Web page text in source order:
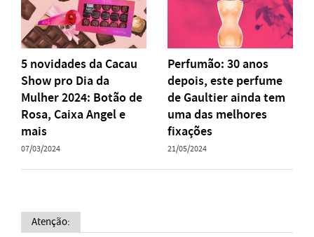
5 novidades da Cacau
Show pro Dia da
Mulher 2024: Botão de
Rosa, Caixa Angel e
mais
07/03/2024
Perfumão: 30 anos
depois, este perfume
de Gaultier ainda tem
uma das melhores
fixações
21/05/2024
Atenção: